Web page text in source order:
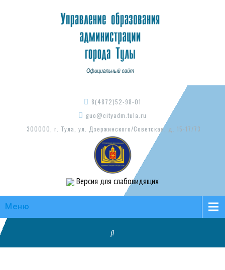
8(4872)52-98-01
guo@cityadm.tula.ru
300000, г. Тула, ул. Дзержинского/Советская, д. 15-17/73
Версия для слабовидящих
Меню